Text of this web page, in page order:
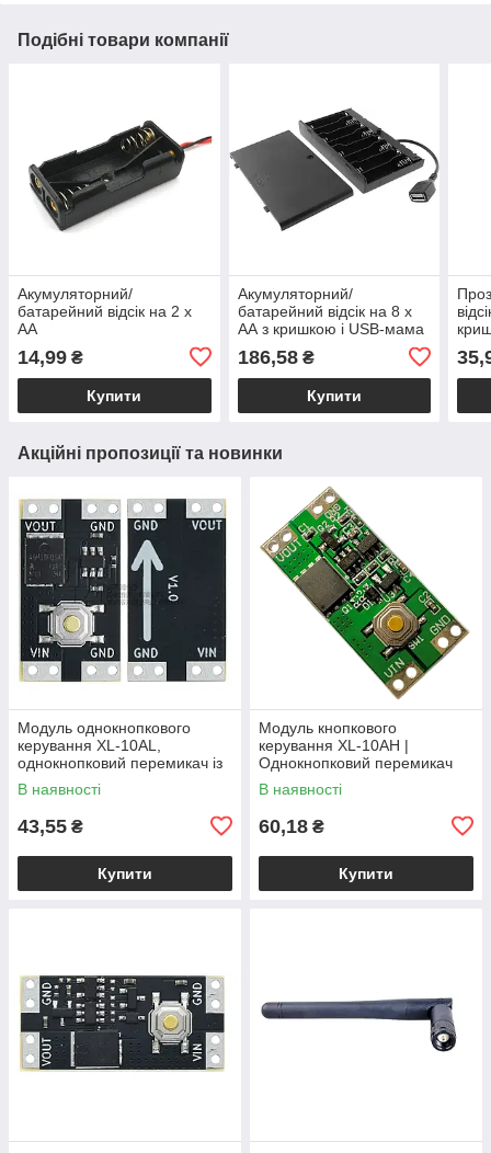
Подібні товари компанії
Акумуляторний/
батарейний відсік на 2 х
AA
14,99 ₴
Купити
Акумуляторний/
батарейний відсік на 8 х
АА з кришкою і USB-мама
186,58₴
Купити
Акційні пропозиції та новинки
Модуль однокнопкового
керування XL-10AL,
однокнопковий перемикач із
фіксацією, 5В 10А,
енергоефективний
В наявності
43,55 ₴
Купити
Модуль кнопкового
керування XL-10AH |
Однокнопковий перемикач
10A | Модуль з фіксацією |
Широкий діапазон
В наявності
60,18 ₴
Купити